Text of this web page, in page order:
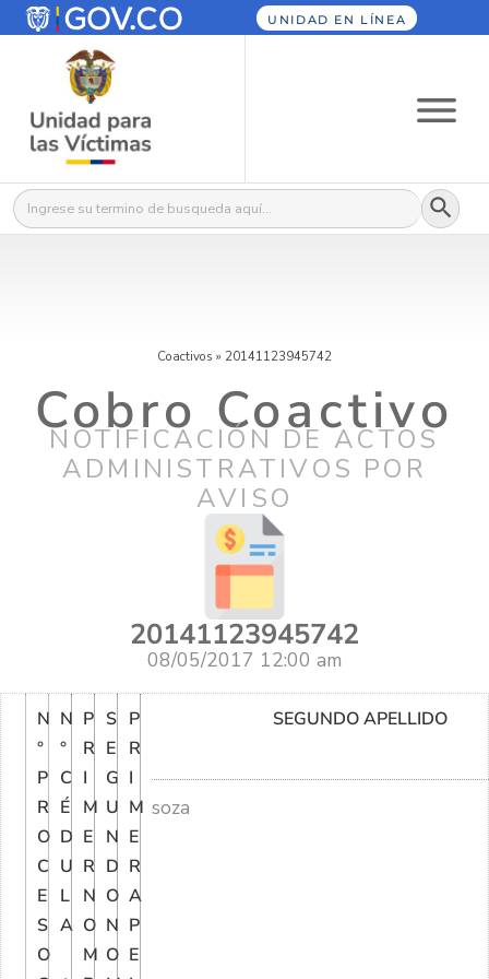
UNIDAD EN LÍNEA
Buscar: Botón
Coactivos » 20141123945742
Cobro Coactivo
NOTIFICACIÓN DE ACTOS
ADMINISTRATIVOS POR
AVISO
20141123945742
08/05/2017 12:00 am
N
°
P
R
O
C
E
S
O
N
°
C
É
D
U
L
A
P
R
I
M
E
R
N
O
M
S
E
G
U
N
D
O
N
O
P
R
I
M
E
R
A
P
E
SEGUNDO APELLIDO
soza